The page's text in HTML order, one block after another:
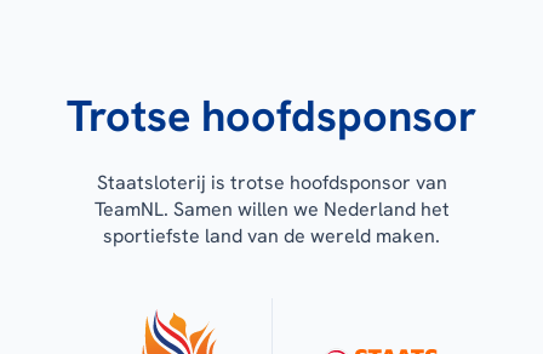
Trotse hoofdsponsor
Staatsloterij is trotse hoofdsponsor van
TeamNL. Samen willen we Nederland het
sportiefste land van de wereld maken.